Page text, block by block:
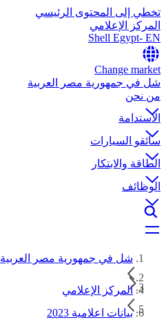
تخطي إلى المحتوى الرئيسي
المركز الإعلامي
Shell Egypt- EN
Change market
شل في جمهورية مصر العربية
من نحن
الاستدامة
سائقو السيارات
الطاقة والابتكار
الوظائف
شل في جمهورية مصر العربية
المركز الإعلامي
بيانات اعلامية 2023